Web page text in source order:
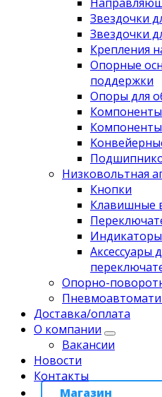
Звездочки
Звездочки
Крепления
Опорные
поддержки
Опоры для
Низковольтная
Кнопки
Клавишные
Аксессуары
Опорно-
Доставка/оплата
О компании
Вакансии
Новости
Контакты
Магазин